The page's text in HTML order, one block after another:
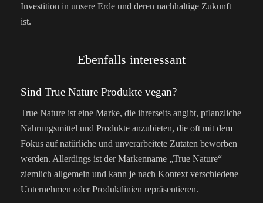
Investition in unsere Erde und deren nachhaltige Zukunft
ist.
Ebenfalls interessant
Sind True Nature Produkte vegan?
True Nature ist eine Marke, die ihrerseits angibt, pflanzliche
Nahrungsmittel und Produkte anzubieten, die oft mit dem
Fokus auf natürliche und unverarbeitete Zutaten beworben
werden. Allerdings ist der Markenname „True Nature“
ziemlich allgemein und kann je nach Kontext verschiedene
Unternehmen oder Produktlinien repräsentieren.